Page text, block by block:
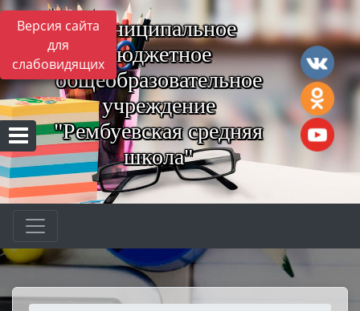
Версия сайта
для
слабовидящих
Муниципальное
бюджетное
общеобразовательное
учреждение
"Рембуевская средняя
школа"